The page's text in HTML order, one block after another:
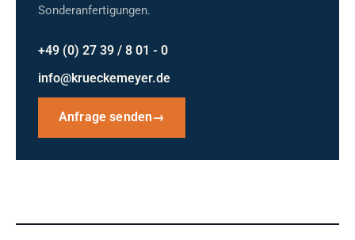
Sonderanfertigungen.
+49 (0) 27 39 / 8 01 - 0
info@krueckemeyer.de
Anfrage senden→